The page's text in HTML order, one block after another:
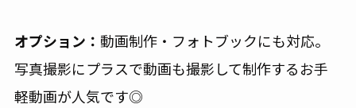
オプション： 動画制作・フォトブックにも対応。
写真撮影にプラスで動画も撮影して制作するお手
軽動画が人気です◎